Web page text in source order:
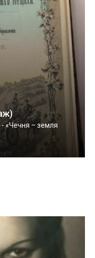
«Чечня – земля